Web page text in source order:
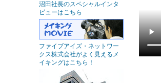
沼田社長のスペシャルインタ
ビューはこちら
ファイブアイズ・ネットワー
クス株式会社がよく見えるメ
イキングはこちら！